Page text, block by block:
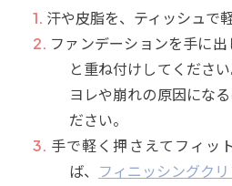
汗や皮脂を、ティッシュで
ファンデーションを手に
と重ね付けしてくださ
ヨレや崩れの原因にな
ださい。
手で軽く押さえてフィッ
ば、 フィニッシングク